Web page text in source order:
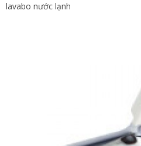
lavabo nước lạnh